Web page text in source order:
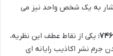
به یک شخص واحد نیز می
یکی از نقاط عطف این نظریه،
جرم نشر اکاذیب رایانه ای